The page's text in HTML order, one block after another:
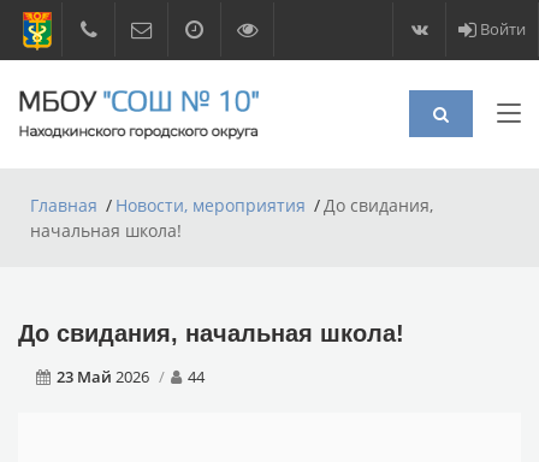
Войти
Главная Новости, мероприятия
До свидания,
начальная школа!
До свидания, начальная школа!
23 Май 2026 44